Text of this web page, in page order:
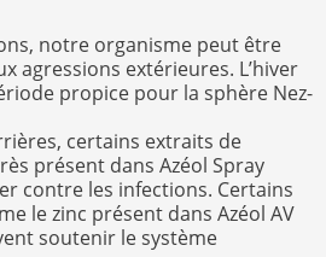
notre organisme peut être
agressions extérieures. L’hiver
propice pour la sphère Nez-
certains extraits de
présent dans Azéol Spray
contre les infections. Certains
le zinc présent dans Azéol AV
soutenir le système